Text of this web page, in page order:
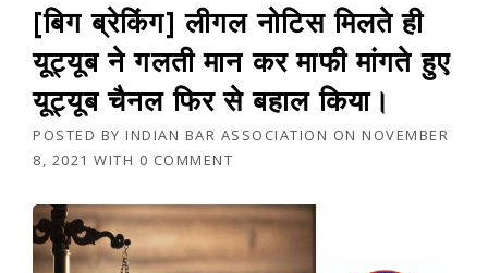
[बिग ब्रेकिंग] लीगल नोटिस मिलते ही
यूट्यूब ने गलती मान कर माफी मांगते हुए
यूट्यूब चैनल फिर से बहाल किया।
POSTED BY INDIAN BAR ASSOCIATION ON NOVEMBER
8, 2021 WITH 0 COMMENT